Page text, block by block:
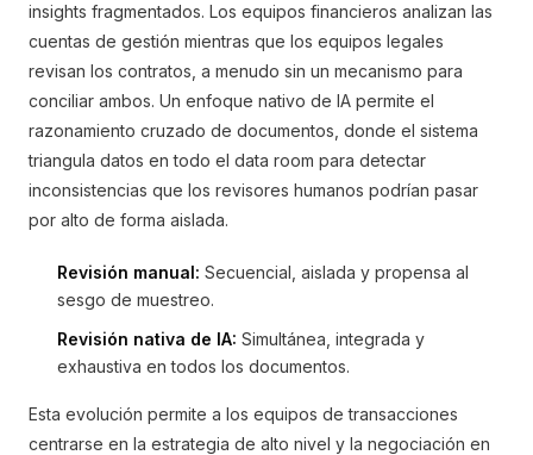
insights fragmentados. Los equipos financieros analizan las
cuentas de gestión mientras que los equipos legales
revisan los contratos, a menudo sin un mecanismo para
conciliar ambos. Un enfoque nativo de IA permite el
razonamiento cruzado de documentos, donde el sistema
triangula datos en todo el data room para detectar
inconsistencias que los revisores humanos podrían pasar
por alto de forma aislada.
Revisión manual: Secuencial, aislada y propensa al
sesgo de muestreo.
Revisión nativa de IA: Simultánea, integrada y
exhaustiva en todos los documentos.
Esta evolución permite a los equipos de transacciones
centrarse en la estrategia de alto nivel y la negociación en